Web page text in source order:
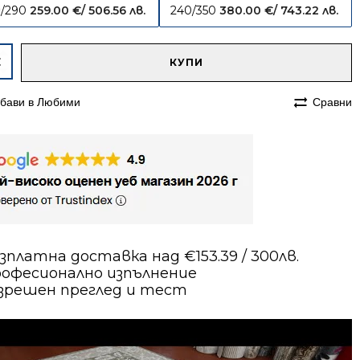
290 259.00 €/ 506.56 лв. 240/350 380.00 €/ 743.22 лв.
КУПИ
в Любими Сравни
доставка над €153.39 / 300лв.
изпълнение
преглед и тест